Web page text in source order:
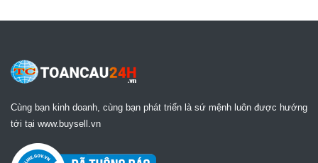
Cùng bạn kinh doanh, cùng bạn phát triển là sứ mệnh luôn được hướng
tới tại www.buysell.vn